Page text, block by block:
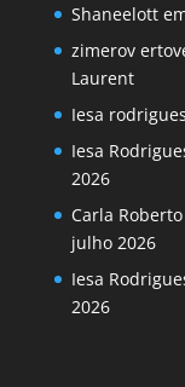
Shaneelott
zimerov
Laurent
Iesa rodrigues
Iesa
2026
Carla
julho 2026
Iesa
2026